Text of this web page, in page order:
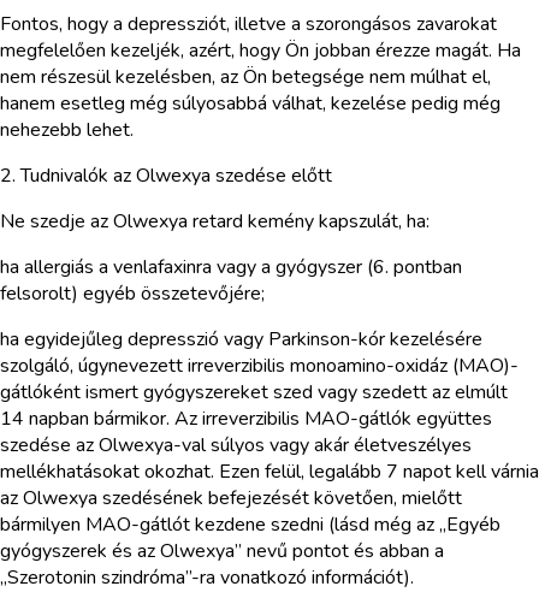
Fontos, hogy a depressziót, illetve a szorongásos zavarokat
megfelelően kezeljék, azért, hogy Ön jobban érezze magát. Ha
nem részesül kezelésben, az Ön betegsége nem múlhat el,
hanem esetleg még súlyosabbá válhat, kezelése pedig még
nehezebb lehet.
2. Tudnivalók az Olwexya szedése előtt
Ne szedje az Olwexya retard kemény kapszulát, ha:
ha allergiás a venlafaxinra vagy a gyógyszer (6. pontban
felsorolt) egyéb összetevőjére;
ha egyidejűleg depresszió vagy Parkinson-kór kezelésére
szolgáló, úgynevezett irreverzibilis monoamino-oxidáz (MAO)-
gátlóként ismert gyógyszereket szed vagy szedett az elmúlt
14 napban bármikor. Az irreverzibilis MAO-gátlók együttes
szedése az Olwexya-val súlyos vagy akár életveszélyes
mellékhatásokat okozhat. Ezen felül, legalább 7 napot kell várnia
az Olwexya szedésének befejezését követően, mielőtt
bármilyen MAO-gátlót kezdene szedni (lásd még az „Egyéb
gyógyszerek és az Olwexya” nevű pontot és abban a
„Szerotonin szindróma”-ra vonatkozó információt).